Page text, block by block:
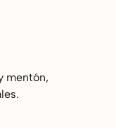
mentón,